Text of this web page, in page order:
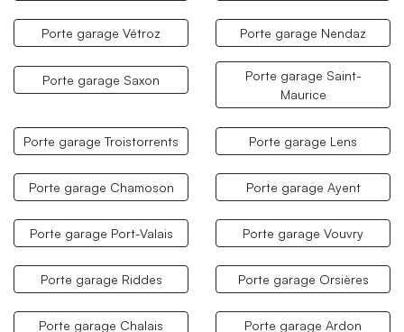
Porte garage Vétroz Porte garage Nendaz
Porte garage Saxon
Porte garage Saint-
Maurice
Porte garage Troistorrents Porte garage Lens
Porte garage Chamoson Porte garage Ayent
Porte garage Port-Valais Porte garage Vouvry
Porte garage Riddes Porte garage Orsières
Porte garage Chalais Porte garage Ardon